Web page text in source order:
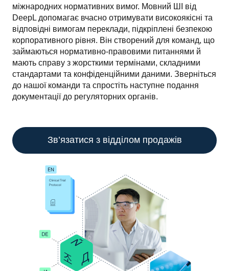
міжнародних нормативних вимог. Мовний ШІ від
DeepL допомагає вчасно отримувати високоякісні та
відповідні вимогам переклади, підкріплені безпекою
корпоративного рівня. Він створений для команд, що
займаються нормативно-правовими питаннями й
мають справу з жорсткими термінами, складними
стандартами та конфіденційними даними. Зверніться
до нашої команди та спростіть наступне подання
документації до регуляторних органів.
Зв’язатися з відділом продажів